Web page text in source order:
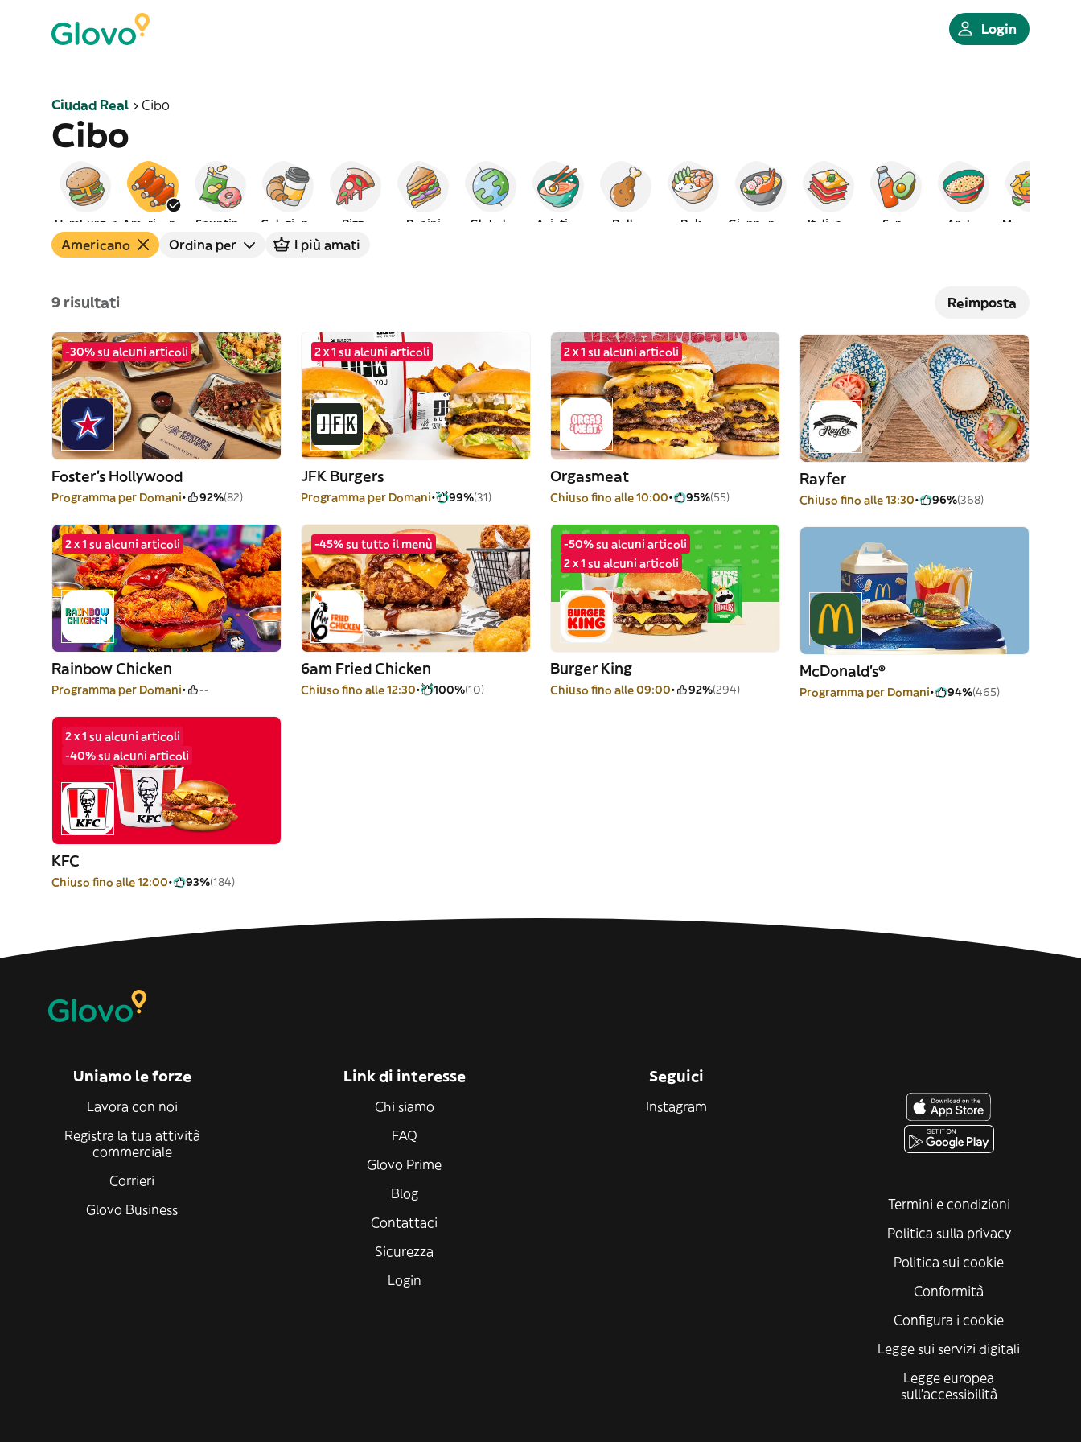
Login
Ciudad Real Cibo
Cibo
Hamburger Americano Spuntino Colazione Pizza Panini Globale Asiatico Pollo Poke Giapponese Italiano Sano Arabo Messicano
Americano Ordina per I più amati
9 risultati Reimposta
-30% su alcuni articoli
Foster's Hollywood
Programma per Domani 92%(82)
2 x 1 su alcuni articoli
JFK Burgers
Programma per Domani 99%(31)
2 x 1 su alcuni articoli
Orgasmeat
Chiuso fino alle 10:00 95%(55)
Rayfer
Chiuso fino alle 13:30 96%(368)
2 x 1 su alcuni articoli
Rainbow Chicken
Programma per Domani --
-45% su tutto il menù
6am Fried Chicken
Chiuso fino alle 12:30 100%(10)
-50% su alcuni articoli
2 x 1 su alcuni articoli
Burger King
Chiuso fino alle 09:00 92%(294)
McDonald's®
Programma per Domani 94%(465)
2 x 1 su alcuni articoli
-40% su alcuni articoli
KFC
Chiuso fino alle 12:00 93%(184)
Uniamo le forze
Lavora con noi
Registra la tua attività
commerciale
Corrieri
Glovo Business
Link di interesse
Chi siamo
FAQ
Glovo Prime
Blog
Contattaci
Sicurezza
Login
Seguici
Instagram
Termini e condizioni
Politica sulla privacy
Politica sui cookie
Conformità
Configura i cookie
Legge sui servizi digitali
Legge europea
sull'accessibilità